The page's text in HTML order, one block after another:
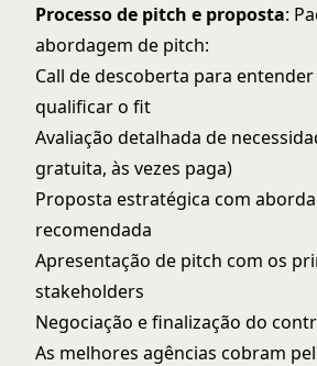
Processo de pitch e proposta:
abordagem de pitch:
Call de descoberta para
qualificar o fit
Avaliação detalhada de
gratuita, às vezes paga)
Proposta estratégica com
recomendada
Apresentação de pitch com os
stakeholders
Negociação e finalização do
As melhores agências cobram